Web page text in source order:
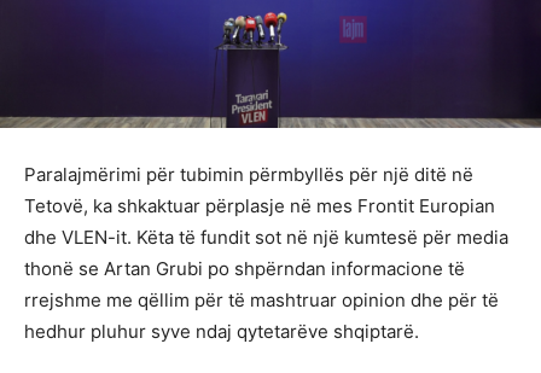
Paralajmërimi për tubimin përmbyllës për një ditë në
Tetovë, ka shkaktuar përplasje në mes Frontit Europian
dhe VLEN-it. Këta të fundit sot në një kumtesë për media
thonë se Artan Grubi po shpërndan informacione të
rrejshme me qëllim për të mashtruar opinion dhe për të
hedhur pluhur syve ndaj qytetarëve shqiptarë.